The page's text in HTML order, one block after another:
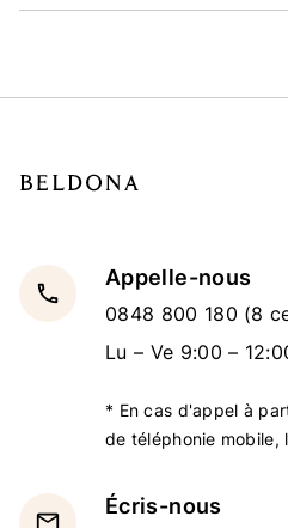
local_phone
Appelle-nous
0848 800 180 (8
Lu – Ve 9:00 –
* En cas d'appel à
de téléphonie mobile,
email
Écris-nous